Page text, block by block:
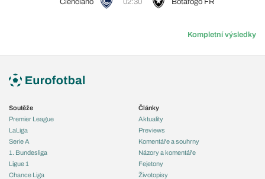
Cienciano 02:30 Botafogo FR
Kompletní výsledky
Soutěže
Premier League
LaLiga
Serie A
1. Bundesliga
Ligue 1
Chance Liga
Články
Aktuality
Previews
Komentáře a souhrny
Názory a komentáře
Fejetony
Životopisy